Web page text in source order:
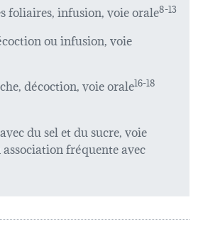
foliaires, infusion, voie orale8-13
ou infusion, voie
décoction, voie orale16-18
du sel et du sucre, voie
fréquente avec